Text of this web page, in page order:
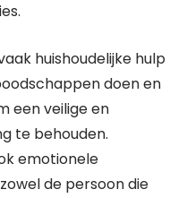
huishoudelijke hulp
doen en
een ​​veilige en
te behouden.
emotionele
de persoon die